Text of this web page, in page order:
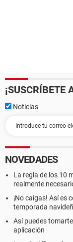
¡SUSCRÍBETE
Noticias
NOVEDADES
La regla de los 10
realmente
¡No caigas! Así es
temporada
Así puedes
aplicación